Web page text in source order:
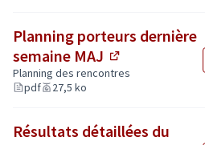
Planning porteurs dernière
semaine MAJ
(Lien externe)
Planning des rencontres
pdf
27,5 ko
Résultats détaillées du